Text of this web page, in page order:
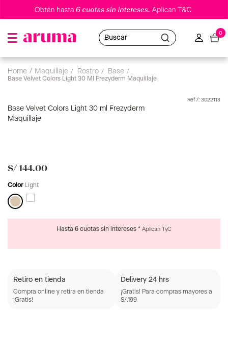
Buscar
0
maquillaje rostro base
Base Velvet Colors Light 30 Ml Frezyderm Maquillaje
: 3022113
Base Velvet Colors Light 30 ml Frezyderm
Maquillaje
S/ 144.00
Color Light
Hasta 6 cuotas sin intereses * Aplican TyC
Retiro en tienda
Compra online y retira en tienda
¡Gratis!
Delivery 24 hrs
¡Gratis! Para compras mayores a
S/.199